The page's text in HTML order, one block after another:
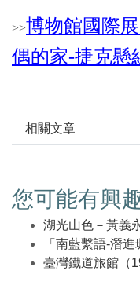
>>博物館國際
偶的家-捷克懸
相關文章
您可能有興
湖光山色－黃義
「南藍繫語-潛
臺灣鐵道旅館（